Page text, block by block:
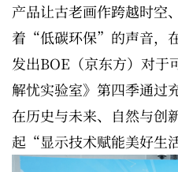
产品让古老画作跨越时空
着“低碳环保”的声音，
发出BOE（京东方）对于
解忧实验室》第四季通过
在历史与未来、自然与创
起“显示技术赋能美好生